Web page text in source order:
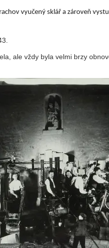
vyučený sklář a zároveň
ale vždy byla velmi brzy